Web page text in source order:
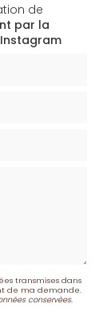
de
par la
transmises dans
de ma demande.
conservées.